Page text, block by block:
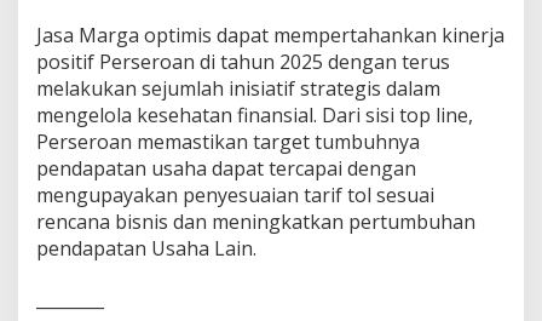
Jasa Marga optimis dapat mempertahankan kinerja
positif Perseroan di tahun 2025 dengan terus
melakukan sejumlah inisiatif strategis dalam
mengelola kesehatan finansial. Dari sisi top line,
Perseroan memastikan target tumbuhnya
pendapatan usaha dapat tercapai dengan
mengupayakan penyesuaian tarif tol sesuai
rencana bisnis dan meningkatkan pertumbuhan
pendapatan Usaha Lain.